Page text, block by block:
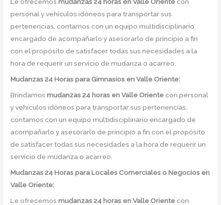
Le ofrecemosmudanzas 24 horas enValle Oriente con
personal y vehículos idóneos para transportar sus
pertenencias, contamos con un equipo multidisciplinario
encargado de acompañarlo y asesorarlo de principio a fin
con el propósito de satisfacer todas sus necesidades a la
hora de requerir un servicio de mudanza o acarreo.
Mudanzas 24 Horas para Gimnasios en Valle Oriente:
Brindamosmudanzas 24 horas enValle Oriente con personal
y vehículos idóneos para transportar sus pertenencias,
contamos con un equipo multidisciplinario encargado de
acompañarlo y asesorarlo de principio a fin con el propósito
de satisfacer todas sus necesidades a la hora de requerir un
servicio de mudanza o acarreo.
Mudanzas 24 Horas para Locales Comerciales o Negocios en
Valle Oriente:
Le ofrecemosmudanzas 24 horas enValle Oriente con